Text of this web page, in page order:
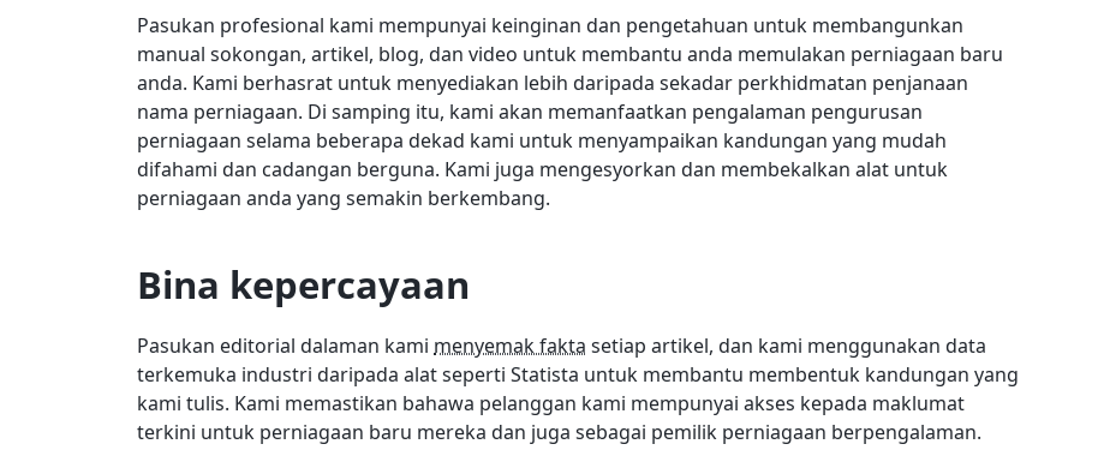
Pasukan profesional kami mempunyai keinginan dan pengetahuan untuk membangunkan
manual sokongan, artikel, blog, dan video untuk membantu anda memulakan perniagaan baru
anda. Kami berhasrat untuk menyediakan lebih daripada sekadar perkhidmatan penjanaan
nama perniagaan. Di samping itu, kami akan memanfaatkan pengalaman pengurusan
perniagaan selama beberapa dekad kami untuk menyampaikan kandungan yang mudah
difahami dan cadangan berguna. Kami juga mengesyorkan dan membekalkan alat untuk
perniagaan anda yang semakin berkembang.
Bina kepercayaan
Pasukan editorial dalaman kami menyemak fakta setiap artikel, dan kami menggunakan data
terkemuka industri daripada alat seperti Statista untuk membantu membentuk kandungan yang
kami tulis. Kami memastikan bahawa pelanggan kami mempunyai akses kepada maklumat
terkini untuk perniagaan baru mereka dan juga sebagai pemilik perniagaan berpengalaman.